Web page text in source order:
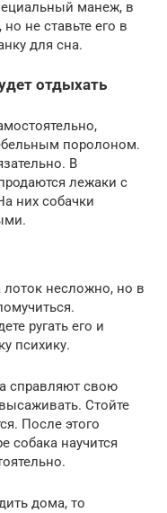
манеж, в
не ставьте его в
для сна.
отдыхать
поролоном.
В
лежаки с
них собачки
несложно, но в
ругать его и
психику.
справляют свою
Стойте
После этого
собака научится
дома, то